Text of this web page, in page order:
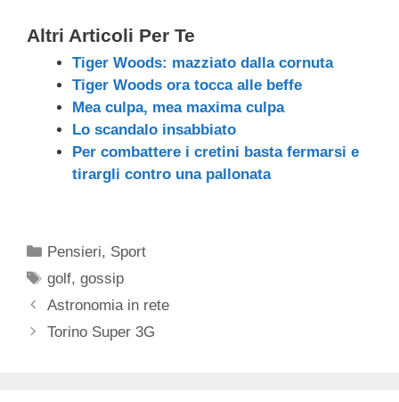
Altri Articoli Per Te
Tiger Woods: mazziato dalla cornuta
Tiger Woods ora tocca alle beffe
Mea culpa, mea maxima culpa
Lo scandalo insabbiato
Per combattere i cretini basta fermarsi e
tirargli contro una pallonata
Categorie
Pensieri, Sport
Tag
golf,gossip
Astronomia in rete
Torino Super 3G